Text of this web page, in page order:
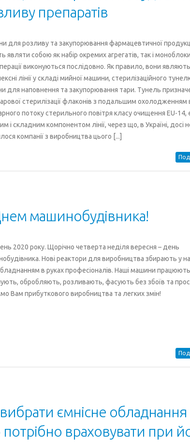
препаратів
для розливу та закупорювання фармацевтичної
являти собою як набір окремих агрегатів, так і
виконуються послідовно. Як правило, вони
лінії у складі мийної машини, стерилізаційного
для наповнення та закупорювання тари. Тунель
стерилізації флаконів з подальшим охолодженням
потоку стерильного повітря класу очищення EU-14,
і складним компонентом лінії, через що, в Україні, досі
компанії з виробництва цього [...]
​​машинобудівника!
2020 року. Щорічно четверта неділя вересня – день
Нові реактори для виробництва збирають у
в руках професіоналів. Наші машини
обробляють, розливають, фасують без збоїв та
Вам прибуткового виробництва та легких змін!
ємнісне обладнання
враховувати при